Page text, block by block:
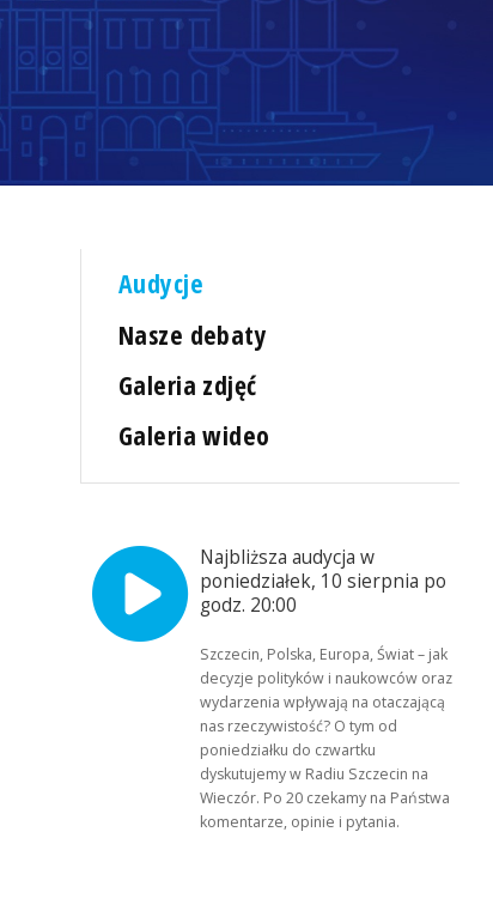
Audycje
Nasze debaty
Galeria zdjęć
Galeria wideo
Najbliższa audycja w
poniedziałek, 10 sierpnia po
godz. 20:00
Szczecin, Polska, Europa, Świat – jak
decyzje polityków i naukowców oraz
wydarzenia wpływają na otaczającą
nas rzeczywistość? O tym od
poniedziałku do czwartku
dyskutujemy w Radiu Szczecin na
Wieczór. Po 20 czekamy na Państwa
komentarze, opinie i pytania.